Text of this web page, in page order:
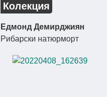
Колекция
Едмонд Демирджиян
Рибарски натюрморт